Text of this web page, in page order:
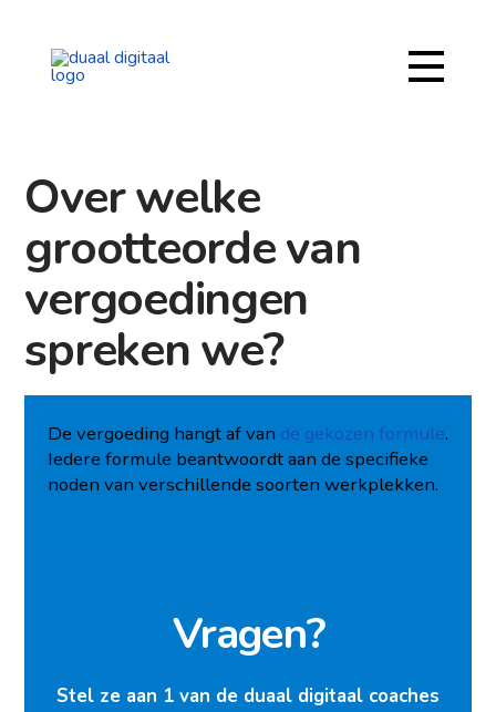
Over welke
grootteorde van
vergoedingen
spreken we?
De vergoeding hangt af van de gekozen formule.
Iedere formule beantwoordt aan de specifieke
noden van verschillende soorten werkplekken.
Vragen?
Stel ze aan 1 van de duaal digitaal coaches